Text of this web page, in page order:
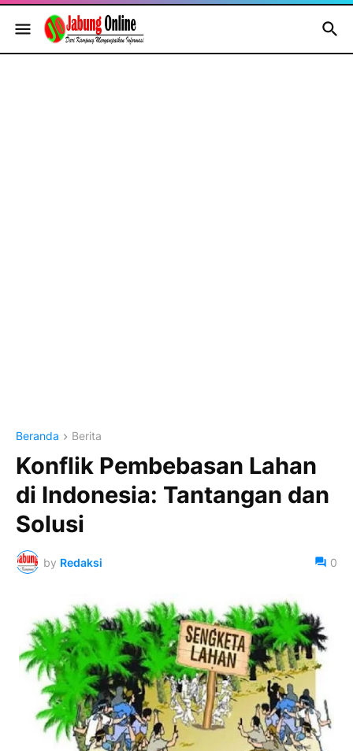
Beranda Berita
Konflik Pembebasan Lahan
di Indonesia: Tantangan dan
Solusi
by Redaksi 0